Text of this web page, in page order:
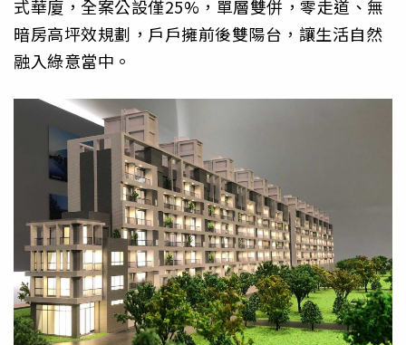
式華廈，全案公設僅25%，單層雙併，零走道、無
暗房高坪效規劃，戶戶擁前後雙陽台，讓生活自然
融入綠意當中。